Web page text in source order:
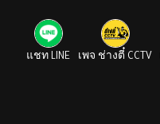
แชท LINE เพจ ช่างตี๋ CCTV